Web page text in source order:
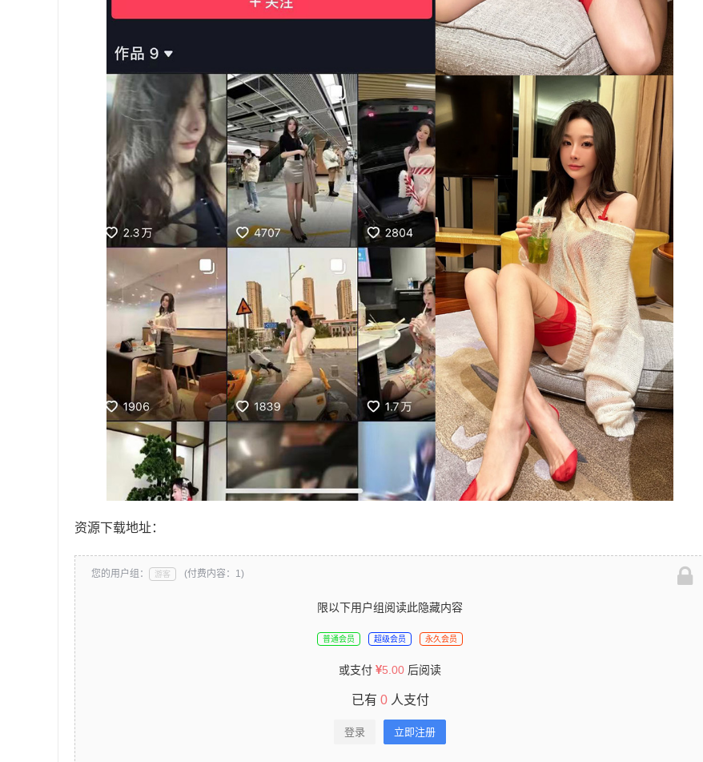
资源下载地址：
您的用户组： 游客 (付费内容：1)
限以下用户组阅读此隐藏内容
普通会员 超级会员 永久会员
或支付 5.00 后阅读
已有 0人支付
登录 立即注册